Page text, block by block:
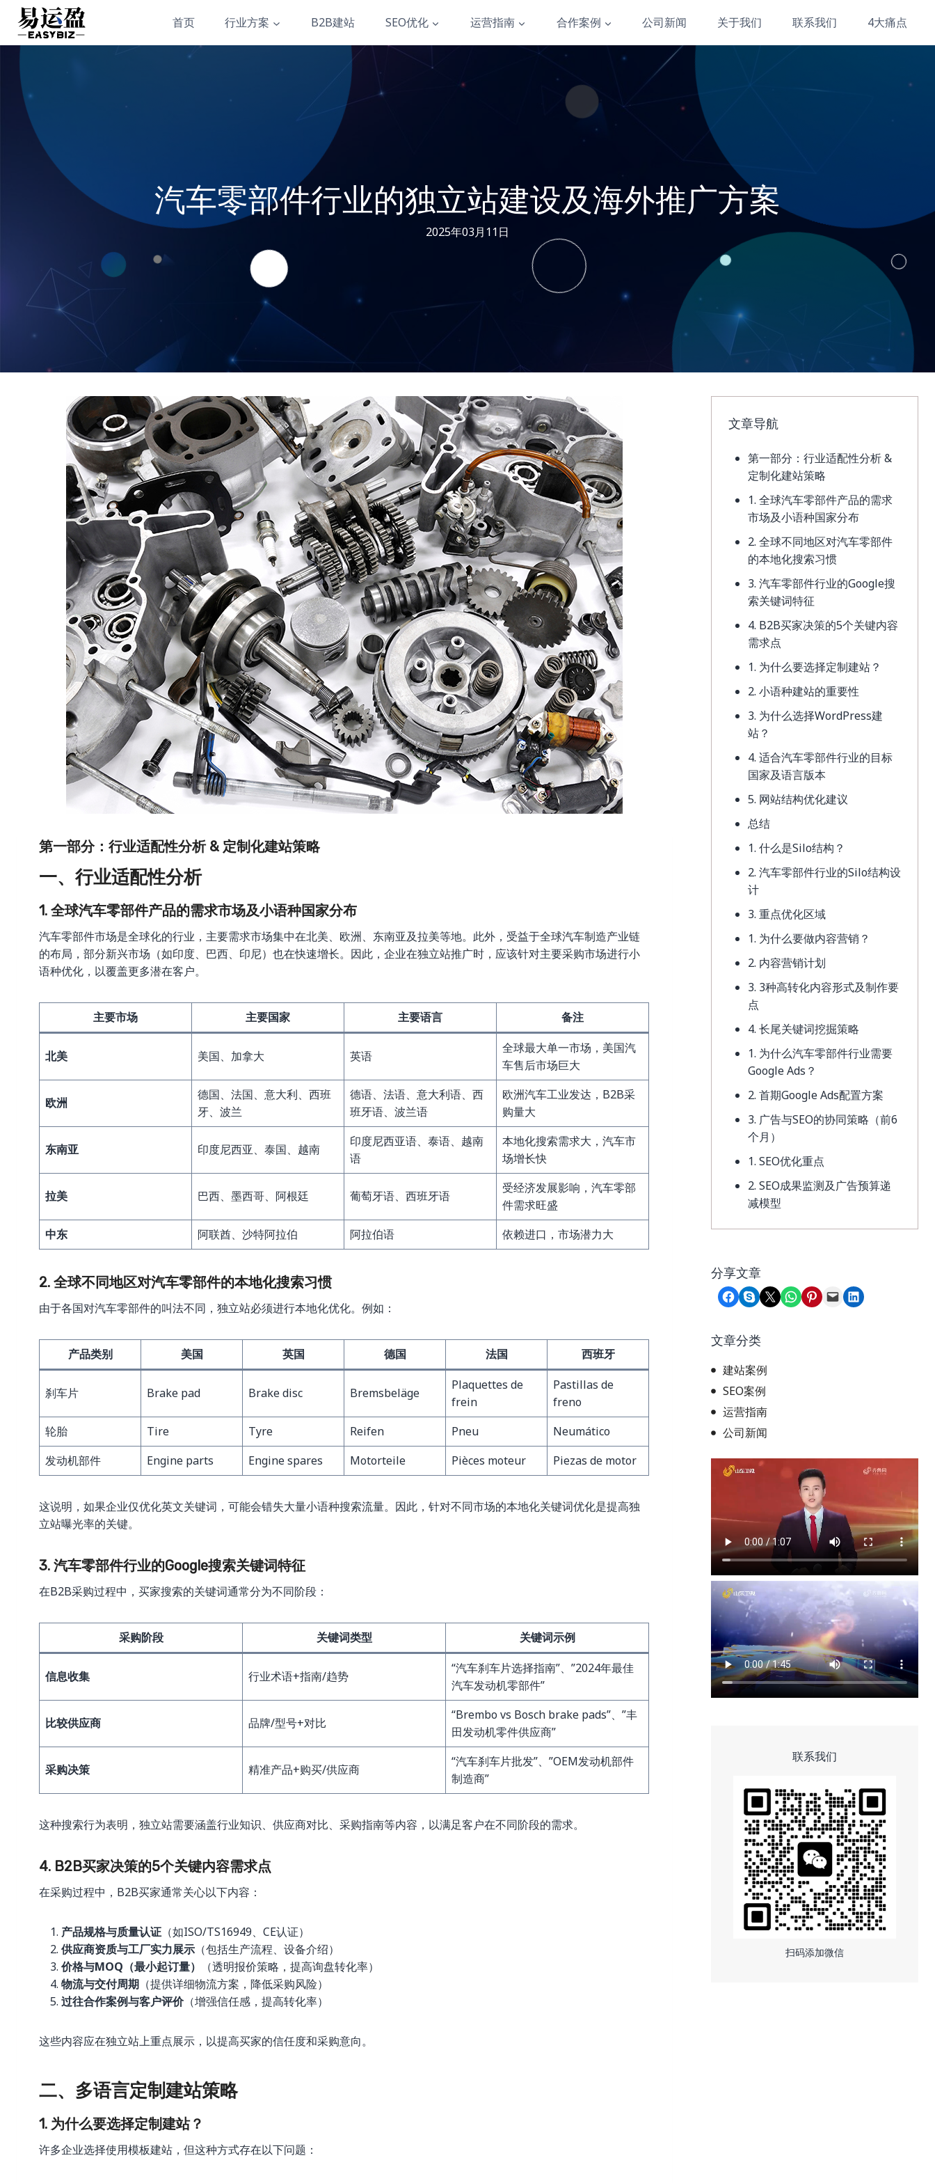
Skip
content
首页 行业方案 B2B建站 SEO优化 运营指南 合作案例 公司新闻 关于我们 联系我们 4大痛点
汽车零部件行业的独立站建设及海外推广方案
2025年03月11日
第一部分：行业适配性分析 & 定制化建站策略
一、行业适配性分析
1. 全球汽车零部件产品的需求市场及小语种国家分布
汽车零部件市场是全球化的行业，主要需求市场集中在北美、欧洲、东南亚及拉美等地。此外，受益于全球汽车制造产业链
的布局，部分新兴市场（如印度、巴西、印尼）也在快速增长。因此，企业在独立站推广时，应该针对主要采购市场进行小
语种优化，以覆盖更多潜在客户。
主要市场 主要国家 主要语言 备注
北美 美国、加拿大 英语
全球最大单一市场，美国汽
车售后市场巨大
欧洲
德国、法国、意大利、西班
牙、波兰
德语、法语、意大利语、西
班牙语、波兰语
欧洲汽车工业发达，B2B采
购量大
东南亚 印度尼西亚、泰国、越南
印度尼西亚语、泰语、越南
语
本地化搜索需求大，汽车市
场增长快
拉美 巴西、墨西哥、阿根廷 葡萄牙语、西班牙语
受经济发展影响，汽车零部
件需求旺盛
中东
阿联酋、沙特阿拉伯 阿拉伯语 依赖进口，市场潜力大
2. 全球不同地区对汽车零部件的本地化搜索习惯
由于各国对汽车零部件的叫法不同，独立站必须进行本地化优化。例如：
产品类别 美国 英国 德国 法国 西班牙
刹车片 Brake pad Brake disc Bremsbeläge
Plaquettes de
frein
Pastillas de
freno
轮胎
Tire Tyre Reifen Pneu
Neumático
发动机部件
Engine parts Engine spares Motorteile Pièces moteur Piezas de motor
这说明，如果企业仅优化英文关键词，可能会错失大量小语种搜索流量。因此，针对不同市场的本地化关键词优化是提高独
立站曝光率的关键。
3. 汽车零部件行业的Google搜索关键词特征
在B2B采购过程中，买家搜索的关键词通常分为不同阶段：
采购阶段 关键词类型 关键词示例
信息收集 行业术语+指南/趋势
“汽车刹车片选择指南”、”2024年最佳
汽车发动机零部件”
比较供应商 品牌/型号+对比
“Brembo vs Bosch brake pads”、”丰
田发动机零件供应商”
采购决策 精准产品+购买/供应商
“汽车刹车片批发”、”OEM发动机部件
制造商”
这种搜索行为表明，独立站需要涵盖行业知识、供应商对比、采购指南等内容，以满足客户在不同阶段的需求。
4. B2B买家决策的5个关键内容需求点
在采购过程中，B2B买家通常关心以下内容：
产品规格与质量认证 （如ISO/TS16949、CE认证）
供应商资质与工厂实力展示 （包括生产流程、设备介绍）
价格与MOQ（最小起订量）
（透明报价策略，提高询盘转化率）
物流与交付周期 （提供详细物流方案，降低采购风险）
过往合作案例与客户评价（增强信任感，提高转化率）
这些内容应在独立站上重点展示，以提高买家的信任度和采购意向。
二、多语言定制建站策略
1. 为什么要选择定制建站？
许多企业选择使用模板建站，但这种方式存在以下问题：
文章导航
第一部分：行业适配性分析 &
定制化建站策略
1. 全球汽车零部件产品的需求
市场及小语种国家分布
2. 全球不同地区对汽车零部件
的本地化搜索习惯
3. 汽车零部件行业的Google搜
索关键词特征
4. B2B买家决策的5个关键内容
需求点
1. 为什么要选择定制建站？
2. 小语种建站的重要性
3. 为什么选择WordPress建
站？
4. 适合汽车零部件行业的目标
国家及语言版本
5. 网站结构优化建议
总结
1. 什么是Silo结构？
2. 汽车零部件行业的Silo结构设
计
3. 重点优化区域
1. 为什么要做内容营销？
2. 内容营销计划
3. 3种高转化内容形式及制作要
点
4. 长尾关键词挖掘策略
1. 为什么汽车零部件行业需要
Google Ads？
2. 首期Google Ads配置方案
3. 广告与SEO的协同策略（前6
个月）
1. SEO优化重点
2. SEO成果监测及广告预算递
减模型
分享文章
Share on Facebook
Share on Skype
Share on X Share on WhatsApp
Share on Pinterest
Email this PageShare on LinkedIn
文章分类
建站案例
SEO案例
运营指南
公司新闻
联系我们
扫码添加微信